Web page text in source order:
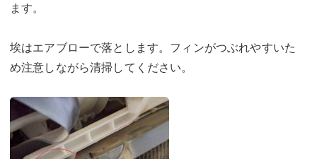
ます。
埃はエアブローで落とします。フィンがつぶれやすいた
め注意しながら清掃してください。